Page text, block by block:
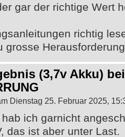
gar der richtige Wert
richtig
grosse
(3,7v Akku)
Dienstag 25. Februar 2025,
ich garnicht
das ist aber unter Last.